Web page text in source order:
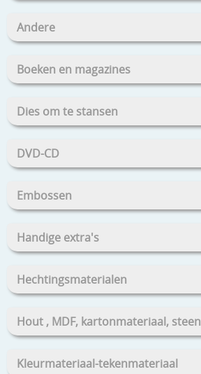
Andere
Boeken en magazines
Dies om te stansen
DVD-CD
Embossen
Handige extra's
Hechtingsmaterialen
Hout , MDF, kartonmateriaal, steen
Kleurmateriaal-tekenmateriaal